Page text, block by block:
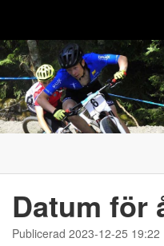
Datum för
Publicerad 2023-12-25 19:22